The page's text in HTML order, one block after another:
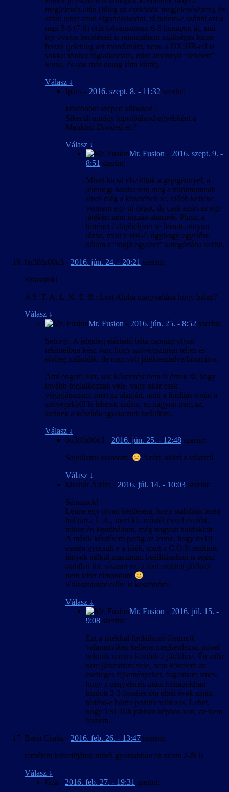
megjelenés után (főleg az eszközök megjelenéséhez), és
aztán lehet azon elgondolkodni, rá tudom-e szánni azt a
napi 5-6 (7-8) órát folyamatosan 6-8 hónapon át, ami
így óvatos becsléssel is minimálisan szükséges lenne
hozzá (jelenleg azt mondanám, nem; a DX:HR-rel is
sokkal többet foglalkoztam, mint amennyit “lehetett”
volna, és sok más dolog látta kárát).
Válasz ↓
Ipacs - 2016. szept. 8. - 11:32 szerint:
köszönöm szépen válaszod !
Sikerült amúgy kipróbálnod egyébként a
Mankind Divided-et ?
Válasz ↓
Mr. Fusion - 2016. szept. 9. -
8:51 szerint:
Mivel kicsit elszálltak a gépigénnyel, a
jelenlegi hardverem meg a minimumnak
sincs még a közelében se, előbb kellene
vennem egy új gépet, de csak ezért az egy
játékért nem igazán akarnék. Plusz, a
történet / alaphelyzet se hozott annyira
lázba, mint a HR-é, úgyhogy egyelőre
nálam a “majd egyszer” kategóriába került.
0n30fn00n3 - 2016. jún. 24. - 20:21 szerint:
Sziasztok!
A S. T. A. L. K. E. R.: Lost Alpha magyarítása hogy halad?
Válasz ↓
Mr. Fusion - 2016. jún. 25. - 8:52 szerint:
Sehogy. A jelenleg elérhető béta csomag olyan
tekintetben kész van, hogy szövegszinten teljes és
elvileg működik, de nem volt játéktesztelve/finomítva.
Ami engem illet, sok késztetést nem is érzek rá, hogy
tovább foglalkozzak vele, vagy akár csak
végigjátsszam, mert az alapján, amit a fordítás során a
szövegekből le lehetett szűrni, ez nagyon nem az,
aminek a készítők igyekeztek beállítani.
Válasz ↓
0n30fn00n3 - 2016. jún. 25. - 12:48 szerint:
Sajnálattal olvasom.
Azért, köszi a választ!
Válasz ↓
Molnár Ádám - 2016. júl. 14. - 10:03 szerint:
Sziasztok!
Lenne egy olyan kérdésem, hogy stabilitás terén
hol tart a L.A., mert kb. másfél évvel ezelőtt,
mikor én kipróbáltam, még nagyon haldoklott.
A másik kérdésem pedig az lenne, hogy dx10
esetén gyorsult-e a játék, mert a C.O.P. realtime
fények nélkül maximum beállításokon is egész
stabilan fut, viszont ezt a fent említett játékról
nem lehet elmondani
Válaszotokat előre is köszönöm!
Válasz ↓
Mr. Fusion - 2016. júl. 15. -
9:08 szerint:
Ezt a játékkal foglalkozó fórumok
valamelyikén kellene megkérdezni, mivel
nekünk semmi közünk a játékhoz. Én soha
nem játszottam vele, nem követem az
esetleges fejleményeket, fogalmam sincs,
hogy a megjelenés utáni hónapokban
kiadott 2-3 frissítés óta eltelt évek során
történt-e bármi pozitív változás. Lehet,
hogy TSL16b jobban képben van, de nem
hiszem.
Barát Csaba - 2016. feb. 26. - 13:47 szerint:
remélem lefordítjátok minél gyorsabban az xcom 2-őt is
Válasz ↓
Gza - 2016. feb. 27. - 19:31 szerint: